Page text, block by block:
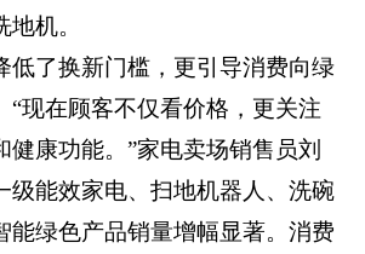
机。
低了换新门槛，更引导消费向绿
“现在顾客不仅看价格，更关注
健康功能。”家电卖场销售员刘
级能效家电、扫地机器人、洗碗
能绿色产品销量增幅显著。消费